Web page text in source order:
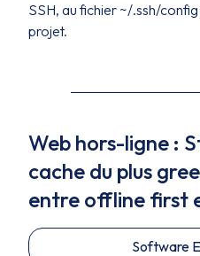
SSH, au fichier ~/.ssh/
projet.
Web hors-ligne :
cache du plus
entre offline first
Software